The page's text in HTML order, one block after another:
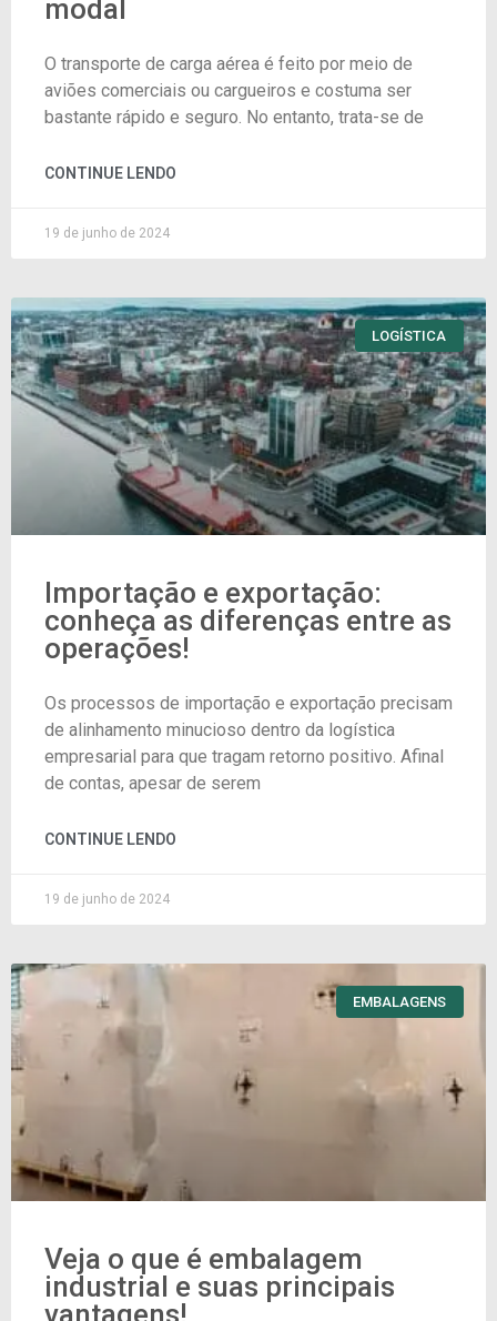
modal
O transporte de carga aérea é feito por meio de
aviões comerciais ou cargueiros e costuma ser
bastante rápido e seguro. No entanto, trata-se de
CONTINUE LENDO
19 de junho de 2024
LOGÍSTICA
Importação e exportação:
conheça as diferenças entre as
operações!
Os processos de importação e exportação precisam
de alinhamento minucioso dentro da logística
empresarial para que tragam retorno positivo. Afinal
de contas, apesar de serem
CONTINUE LENDO
19 de junho de 2024
EMBALAGENS
Veja o que é embalagem
industrial e suas principais
vantagens!